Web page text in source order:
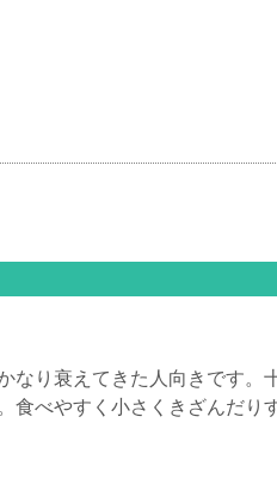
なり衰えてきた人向きです。
食べやすく小さくきざんだり